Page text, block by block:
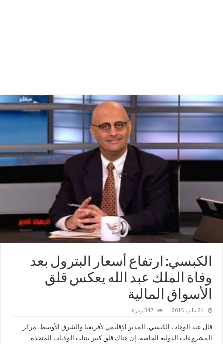
الكبسي: ارتفاع أسعار البترول بعد
وفاة الملك عبد الله يعكس قلق
الأسواق المالية
24 يناير، 2015 347 زيارة
قال عبد الوهاب الكبسي، المدير الإقليمي لأفريقيا والشرق الأوسط، مركز
المشروعات الدولية الخاصة، إن هناك قلق كبير ينتاب الولايات المتحدة